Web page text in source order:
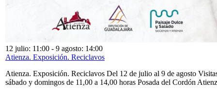
12 julio: 11:00 - 9 agosto: 14:00
Atienza. Exposición. Reciclavos
Atienza. Exposición. Reciclavos Del 12 de julio al 9 de agosto
sábado y domingos de 11,00 a 14,00 horas Posada del Cordón